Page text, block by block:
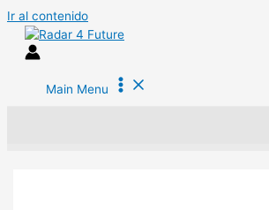
Ir al contenido
Main Menu